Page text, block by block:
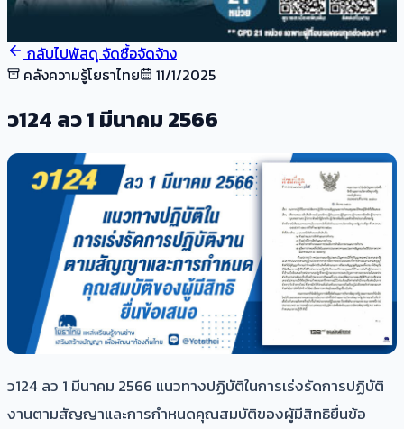
กลับไปพัสดุ จัดซื้อจัดจ้าง
คลังความรู้โยธาไทย
11/1/2025
ว124 ลว 1 มีนาคม 2566
ว124 ลว 1 มีนาคม 2566 แนวทางปฏิบัติในการเร่งรัดการปฏิบัติ
งานตามสัญญาและการกำหนดคุณสมบัติของผู้มีสิทธิยื่นข้อ